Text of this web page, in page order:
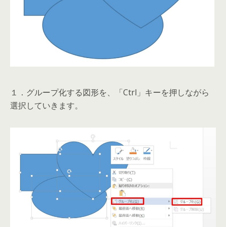
１．グループ化する図形を、「Ctrl 」キーを押しながら
選択していきます。